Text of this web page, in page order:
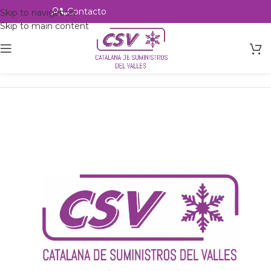
Skip to navigation
Skip to main content
Contacto
Intercambio